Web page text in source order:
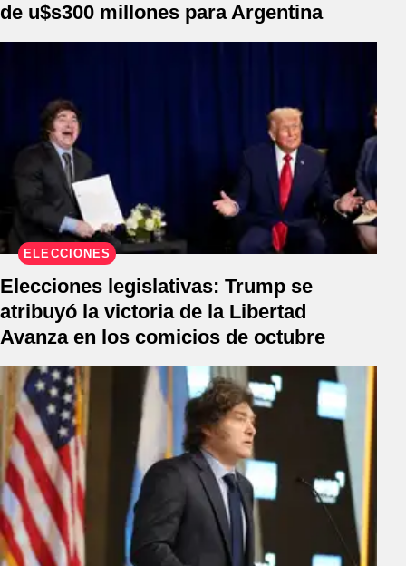
de u$s300 millones para Argentina
ELECCIONES
Elecciones legislativas: Trump se
atribuyó la victoria de la Libertad
Avanza en los comicios de octubre